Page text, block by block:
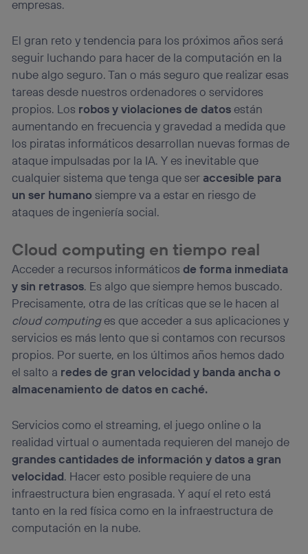
empresas.
El gran reto y tendencia para los próximos años será
seguir luchando para hacer de la computación en la
nube algo seguro. Tan o más seguro que realizar esas
tareas desde nuestros ordenadores o servidores
propios. Los robos y violaciones de datosestán
aumentando en frecuencia y gravedad a medida que
los piratas informáticos desarrollan nuevas formas de
ataque impulsadas por la IA. Y es inevitable que
cualquier sistema que tenga que ser accesible para
un ser humanosiempre va a estar en riesgo de
ataques de ingeniería social.
Cloud computing en tiempo real
Acceder a recursos informáticosde forma inmediata
y sin retrasos. Es algo que siempre hemos buscado.
Precisamente, otra de las críticas que se le hacen al
cloud computinges que acceder a sus aplicaciones y
servicios es más lento que si contamos con recursos
propios. Por suerte, en los últimos años hemos dado
el salto a redes de gran velocidad y banda ancha o
almacenamiento de datos en caché.
Servicios como el streaming, el juego online o la
realidad virtual o aumentada requieren del manejo de
grandes cantidades de información y datos a gran
velocidad. Hacer esto posible requiere de una
infraestructura bien engrasada. Y aquí el reto está
tanto en la red física como en la infraestructura de
computación en la nube.